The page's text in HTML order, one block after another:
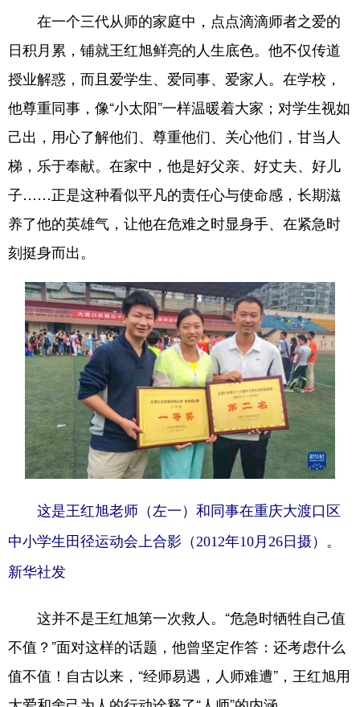
在一个三代从师的家庭中，点点滴滴师者之爱的
日积月累，铺就王红旭鲜亮的人生底色。他不仅传道
授业解惑，而且爱学生、爱同事、爱家人。在学校，
他尊重同事，像“小太阳”一样温暖着大家；对学生视如
己出，用心了解他们、尊重他们、关心他们，甘当人
梯，乐于奉献。在家中，他是好父亲、好丈夫、好儿
子……正是这种看似平凡的责任心与使命感，长期滋
养了他的英雄气，让他在危难之时显身手、在紧急时
刻挺身而出。
这是王红旭老师（左一）和同事在重庆大渡口区
中小学生田径运动会上合影（2012年10月26日摄）。
新华社发
这并不是王红旭第一次救人。“危急时牺牲自己值
不值？”面对这样的话题，他曾坚定作答：还考虑什么
值不值！自古以来，“经师易遇，人师难遭”，王红旭用